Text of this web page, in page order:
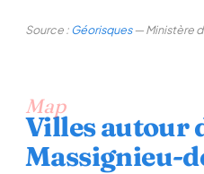
Source :Géorisques— Ministère
Map
Villes autour
Massignieu-